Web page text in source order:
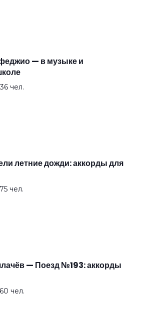
— в музыке и
чел.
летние дожди: аккорды для
чел.
— Поезд №193: аккорды
чел.